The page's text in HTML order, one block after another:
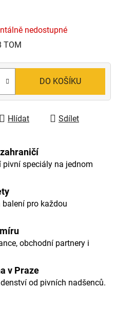
nedostupné
TOM
DO KOŠÍKU
Hlídat Sdílet
pivní speciály na jednom
balení pro každou
obchodní partnery i
v Praze
od pivních nadšenců.